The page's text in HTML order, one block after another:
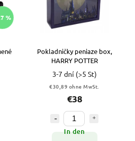
%
Pokladničky peniaze box,
HARRY POTTER
3-7 dní (>5 St)
€30,89 ohne MwSt.
€38
In den